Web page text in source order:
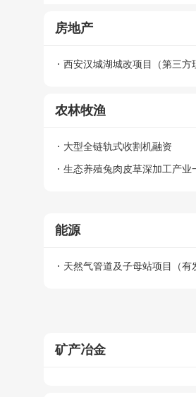
房地产
西安汉城湖城改项目（第三方
农林牧渔
大型全链轨式收割机融资
生态养殖兔肉皮草深加工产业
能源
天然气管道及子母站项目（有
矿产冶金